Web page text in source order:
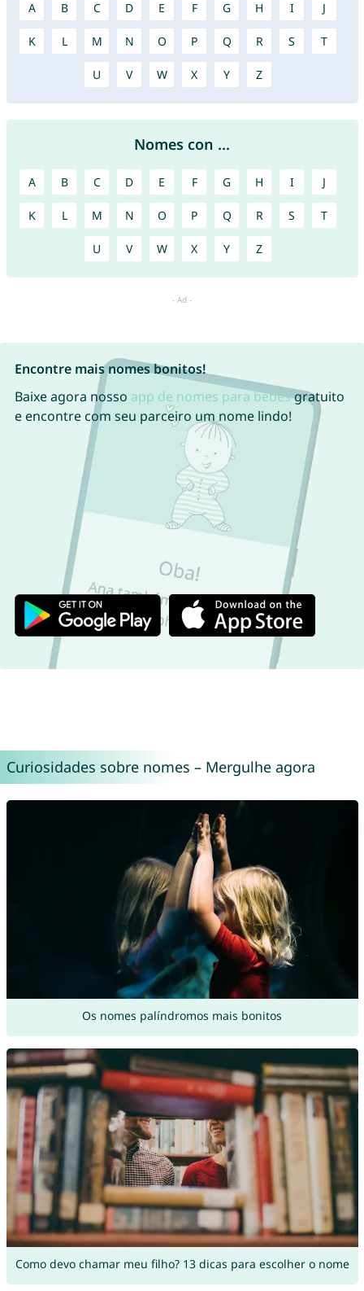
A B C D E F G H I J
K L M N O P Q R S T
U V W X Y Z
Nomes con ...
A B C D E F G H I J
K L M N O P Q R S T
U V W X Y Z
Encontre mais nomes bonitos!
Baixe agora nosso app de nomes para bebêsgratuito
e encontre com seu parceiro um nome lindo!
Curiosidades sobre nomes – Mergulhe agora
Os nomes palíndromos mais bonitos
Como devo chamar meu filho? 13 dicas para escolher o nome